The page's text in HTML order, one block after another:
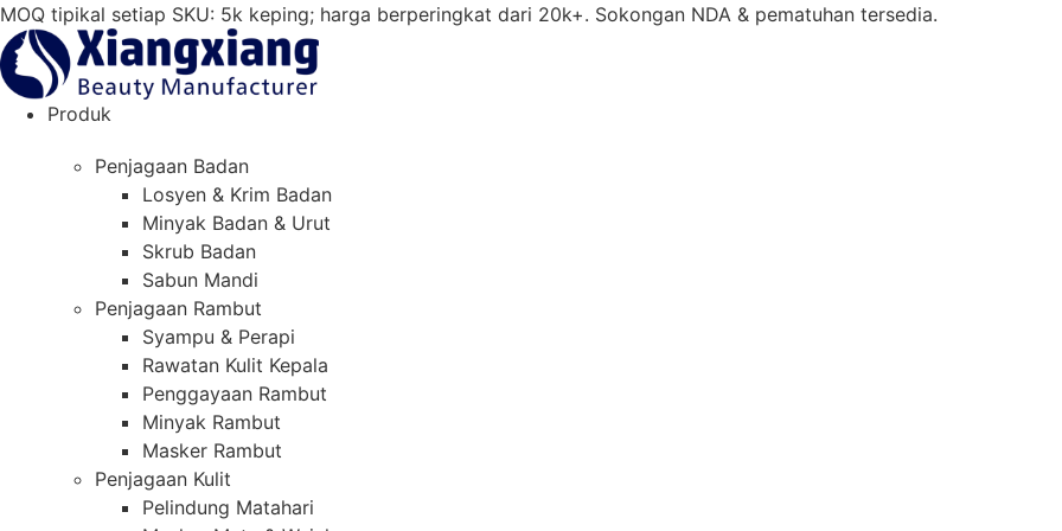
Langkau
ke
kandungan
MOQ tipikal setiap SKU: 5k keping; harga berperingkat dari 20k+. Sokongan NDA & pematuhan tersedia.
Produk
Penjagaan Badan
Losyen & Krim Badan
Minyak Badan & Urut
Skrub Badan
Sabun Mandi
Penjagaan Rambut
Syampu & Perapi
Rawatan Kulit Kepala
Penggayaan Rambut
Minyak Rambut
Masker Rambut
Penjagaan Kulit
Pelindung Matahari